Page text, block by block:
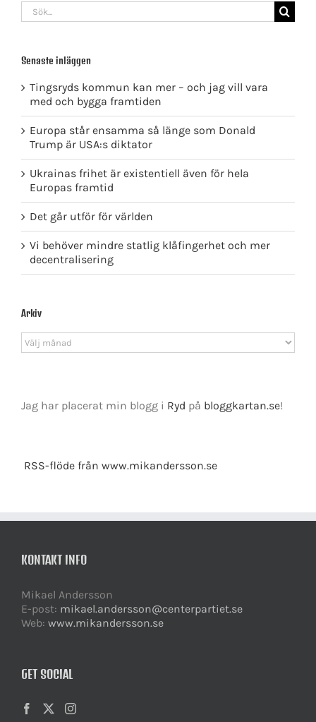
Sök
efter:
Senaste inläggen
Tingsryds kommun kan mer – och jag vill vara
med och bygga framtiden
Europa står ensamma så länge som Donald
Trump är USA:s diktator
Ukrainas frihet är existentiell även för hela
Europas framtid
Det går utför för världen
Vi behöver mindre statlig klåfingerhet och mer
decentralisering
Arkiv
Arkiv
Jag har placerat min blogg i Ryd på bloggkartan.se!
RSS-flöde från www.mikandersson.se
KONTAKT INFO
Mikael Andersson
E-post: mikael.andersson@centerpartiet.se
Web: www.mikandersson.se
GET SOCIAL